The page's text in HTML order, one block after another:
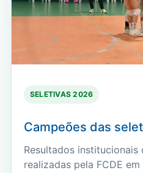
SELETIVAS 2026
Campeões das
Resultados institucionais
realizadas pela FCDE